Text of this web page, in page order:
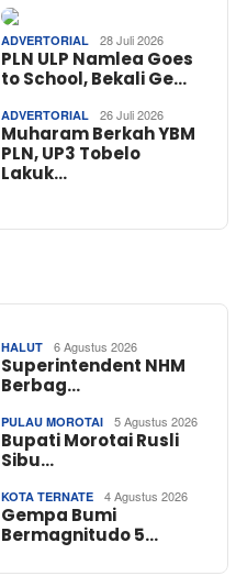
ADVERTORIAL 28 Juli 2026
PLN ULP Namlea Goes
to School, Bekali Ge…
ADVERTORIAL 26 Juli 2026
Muharam Berkah YBM
PLN, UP3 Tobelo
Lakuk…
HALUT 6 Agustus 2026
Superintendent NHM
Berbag…
PULAU MOROTAI 5 Agustus 2026
Bupati Morotai Rusli
Sibu…
KOTA TERNATE 4 Agustus 2026
Gempa Bumi
Bermagnitudo 5…